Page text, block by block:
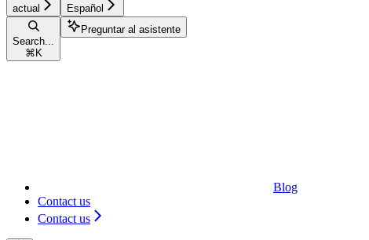
actual Español
Search...
⌘ K
Preguntar al asistente
Blog
Contact us
Contact us